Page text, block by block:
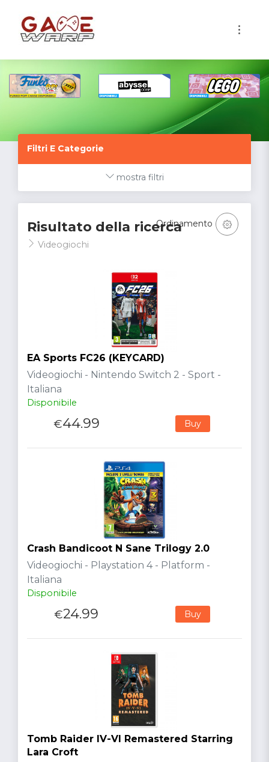
Filtri E Categorie
mostra filtri
Risultato della ricerca
Videogiochi
Ordinamento
EA Sports FC26 (KEYCARD)
Videogiochi - Nintendo Switch 2 - Sport -
Italiana
Disponibile
€44.99 Buy
Crash Bandicoot N Sane Trilogy 2.0
Videogiochi - Playstation 4 - Platform -
Italiana
Disponibile
€24.99 Buy
Tomb Raider IV-VI Remastered Starring
Lara Croft